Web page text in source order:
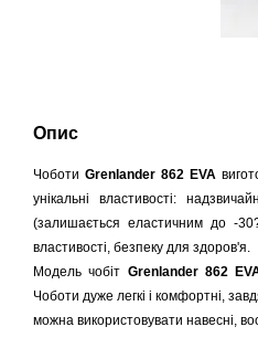
Опис
Чоботи Grenlander 862 EVA
унікальні властивості:
(залишається еластичним до -
властивості, безпеку для здоров'я.
Модель чобіт Grenlander 862
Чоботи дуже легкі і комфортні,
можна використовувати навесні,